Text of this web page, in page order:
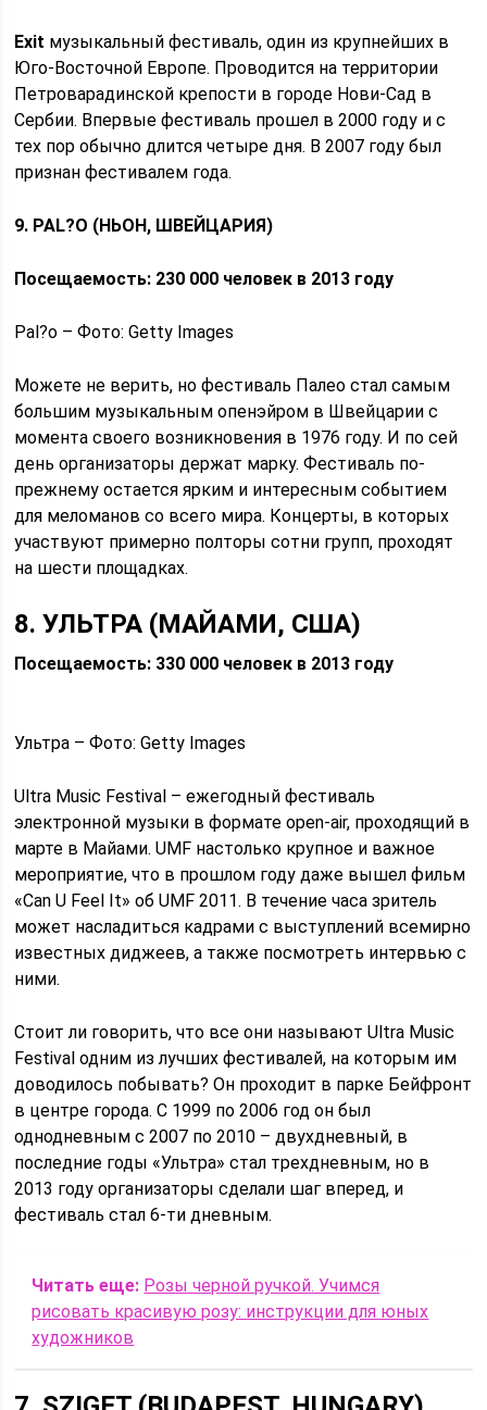
Exit музыкальный фестиваль, один из крупнейших в
Юго-Восточной Европе. Проводится на территории
Петроварадинской крепости в городе Нови-Сад в
Сербии. Впервые фестиваль прошел в 2000 году и с
тех пор обычно длится четыре дня. В 2007 году был
признан фестивалем года.
9. PAL?O (НЬОН, ШВЕЙЦАРИЯ)
Посещаемость: 230 000 человек в 2013 году
Pal?o – Фото: Getty Images
Можете не верить, но фестиваль Палео стал самым
большим музыкальным опенэйром в Швейцарии с
момента своего возникновения в 1976 году. И по сей
день организаторы держат марку. Фестиваль по-
прежнему остается ярким и интересным событием
для меломанов со всего мира. Концерты, в которых
участвуют примерно полторы сотни групп, проходят
на шести площадках.
8. УЛЬТРА (МАЙАМИ, США)
Посещаемость: 330 000 человек в 2013 году
Ультра – Фото: Getty Images
Ultra Music Festival – ежегодный фестиваль
электронной музыки в формате open-air, проходящий в
марте в Майами. UMF настолько крупное и важное
мероприятие, что в прошлом году даже вышел фильм
«Can U Feel It» об UMF 2011. В течение часа зритель
может насладиться кадрами с выступлений всемирно
известных диджеев, а также посмотреть интервью с
ними.
Стоит ли говорить, что все они называют Ultra Music
Festival одним из лучших фестивалей, на которым им
доводилось побывать? Он проходит в парке Бейфронт
в центре города. С 1999 по 2006 год он был
однодневным с 2007 по 2010 – двухдневный, в
последние годы «Ультра» стал трехдневным, но в
2013 году организаторы сделали шаг вперед, и
фестиваль стал 6-ти дневным.
Читать еще: Розы черной ручкой. Учимся
рисовать красивую розу: инструкции для юных
художников